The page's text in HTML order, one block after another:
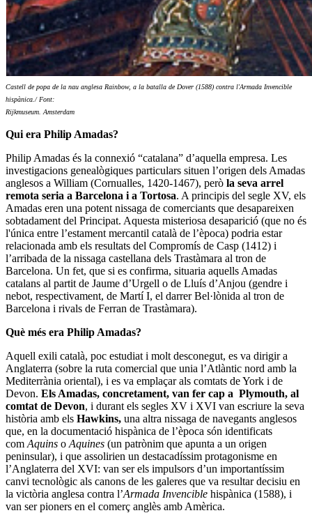
Castell de popa de la nau anglesa Rainbow, a la batalla de Dover (1588) contra l'Armada Invencible
hispànica./ Font:
Rijkmuseum. Amsterdam
Qui era Philip Amadas?
Philip Amadas és la connexió “catalana” d’aquella empresa. Les
investigacions genealògiques particulars situen l’origen dels Amadas
anglesos a William (Cornualles, 1420-1467), però la seva arrel
remota seria a Barcelona i a Tortosa. A principis del segle XV, els
Amadas eren una potent nissaga de comerciants que desapareixen
sobtadament del Principat. Aquesta misteriosa desaparició (que no és
l'única entre l’estament mercantil català de l’època) podria estar
relacionada amb els resultats del Compromís de Casp (1412) i
l’arribada de la nissaga castellana dels Trastàmara al tron de
Barcelona. Un fet, que si es confirma, situaria aquells Amadas
catalans al partit de Jaume d’Urgell o de Lluís d’Anjou (gendre i
nebot, respectivament, de Martí I, el darrer Bel·lònida al tron de
Barcelona i rivals de Ferran de Trastàmara).
Què més era Philip Amadas?
Aquell exili català, poc estudiat i molt desconegut, es va dirigir a
Anglaterra (sobre la ruta comercial que unia l’Atlàntic nord amb la
Mediterrània oriental), i es va emplaçar als comtats de York i de
Devon. Els Amadas, concretament, van fer cap a Plymouth, al
comtat de Devon, i durant els segles XV i XVI van escriure la seva
història amb els Hawkins, una altra nissaga de navegants anglesos
que, en la documentació hispànica de l’època són identificats
com Aquins o Aquines (un patrònim que apunta a un origen
peninsular), i que assolirien un destacadíssim protagonisme en
l’Anglaterra del XVI: van ser els impulsors d’un importantíssim
canvi tecnològic als canons de les galeres que va resultar decisiu en
la victòria anglesa contra l’Armada Invencible hispànica (1588), i
van ser pioners en el comerç anglès amb Amèrica.